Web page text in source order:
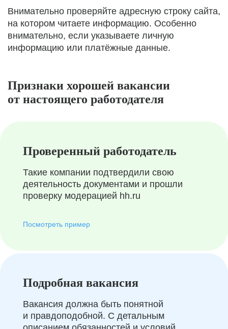
Внимательно проверяйте адресную строку сайта,
на котором читаете информацию. Особенно
внимательно, если указываете личную
информацию или платёжные данные.
Признаки хорошей вакансии
от настоящего работодателя
Проверенный работодатель
Такие компании подтвердили свою
деятельность документами и прошли
проверку модерацией hh.ru
Посмотреть пример
Подробная вакансия
Вакансия должна быть понятной
и правдоподобной. С детальным